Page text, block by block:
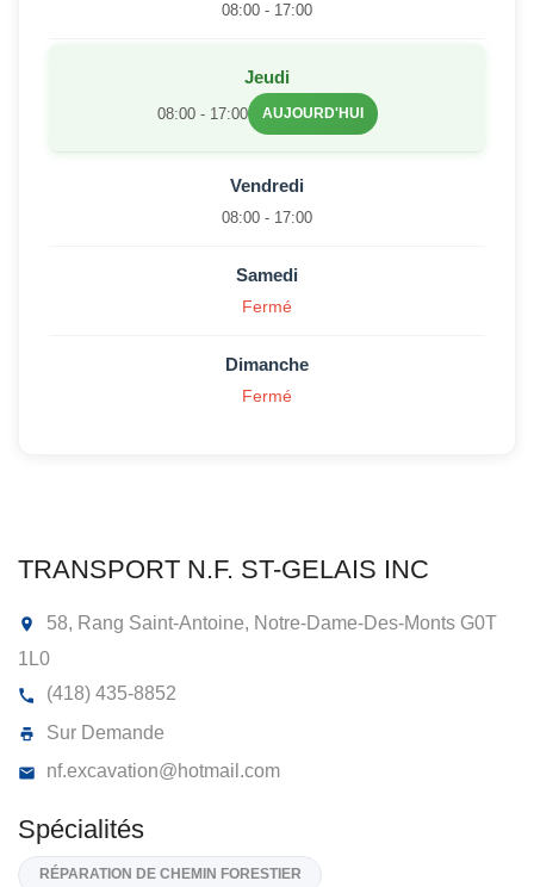
TRANSPORT N.F. ST-GELAIS INC
58, Rang Saint-Antoine, Notre-Dame-Des-Monts
1L0
08:00 - 17:00
Jeudi
08:00 - 17:00 AUJOURD'HUI
Vendredi
08:00 - 17:00
Samedi
Fermé
Dimanche
Fermé